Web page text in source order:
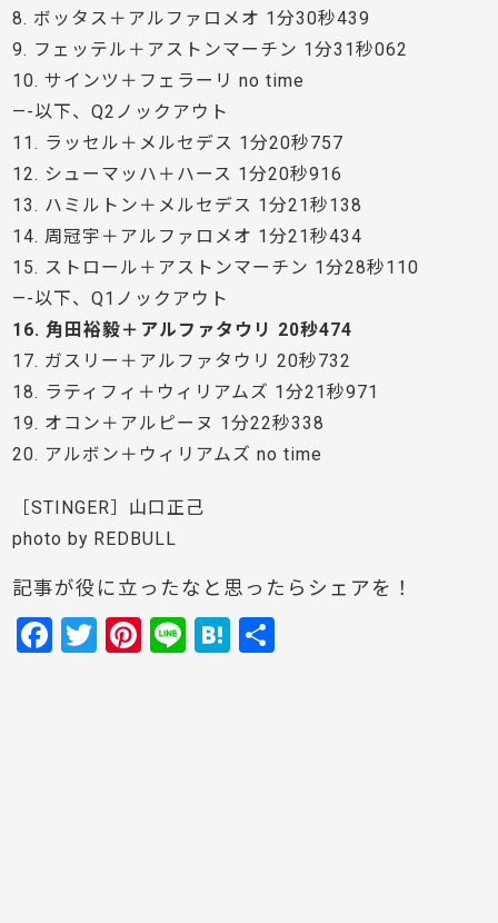
8. ボッタス＋アルファロメオ 1分30秒439
9. フェッテル＋アストンマーチン 1分31秒062
10. サインツ＋フェラーリ no time
—-以下、Q2ノックアウト
11. ラッセル＋メルセデス 1分20秒757
12. シューマッハ＋ハース 1分20秒916
13. ハミルトン＋メルセデス 1分21秒138
14. 周冠宇＋アルファロメオ 1分21秒434
15. ストロール＋アストンマーチン 1分28秒110
—-以下、Q1ノックアウト
16. 角田裕毅＋アルファタウリ 20秒474
17. ガスリー＋アルファタウリ 20秒732
18. ラティフィ＋ウィリアムズ 1分21秒971
19. オコン＋アルピーヌ 1分22秒338
20. アルボン＋ウィリアムズ no time
［STINGER］山口正己
photo by REDBULL
記事が役に立ったなと思ったらシェアを！
F
T
Pi
Li
H